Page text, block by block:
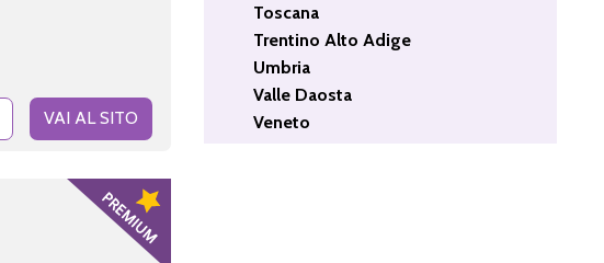
VAI AL SITO
Toscana
Trentino Alto Adige
Umbria
Valle Daosta
Veneto